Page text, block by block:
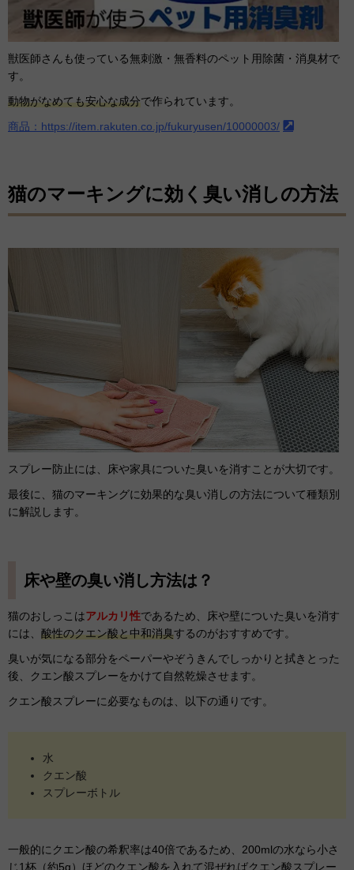
獣医師さんも使っている無刺激・無香料のペット用除菌・消臭材で
す。
動物がなめても安心な成分で作られています。
商品：https://item.rakuten.co.jp/fukuryusen/10000003/
猫のマーキングに効く臭い消しの方法
スプレー防止には、床や家具についた臭いを消すことが大切です。
最後に、猫のマーキングに効果的な臭い消しの方法について種類別
に解説します。
床や壁の臭い消し方法は？
猫のおしっこはアルカリ性であるため、床や壁についた臭いを消す
には、 酸性のクエン酸と中和消臭するのがおすすめです。
臭いが気になる部分をペーパーやぞうきんでしっかりと拭きとった
後、クエン酸スプレーをかけて自然乾燥させます。
クエン酸スプレーに必要なものは、以下の通りです。
水
クエン酸
スプレーボトル
一般的にクエン酸の希釈率は40倍であるため、200mlの水なら小さ
じ1杯（約5g）ほどのクエン酸を入れて混ぜればクエン酸スプレー